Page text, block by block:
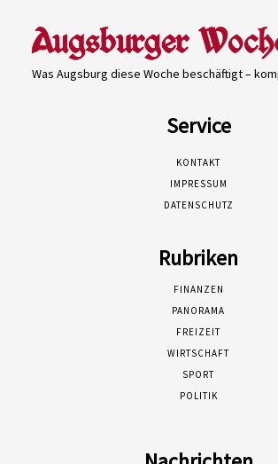
Was Augsburg diese Woche beschäftigt –
Service
KONTAKT
IMPRESSUM
DATENSCHUTZ
Rubriken
FINANZEN
PANORAMA
FREIZEIT
WIRTSCHAFT
SPORT
POLITIK